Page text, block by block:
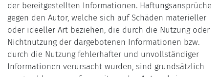
der bereitgestellten Informationen. Haftungsansprüche
gegen den Autor, welche sich auf Schäden materieller
oder ideeller Art beziehen, die durch die Nutzung oder
Nichtnutzung der dargebotenen Informationen bzw.
durch die Nutzung fehlerhafter und unvollständiger
Informationen verursacht wurden, sind grundsätzlich